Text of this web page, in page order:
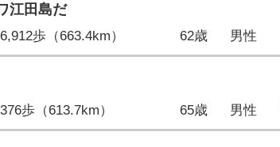
江田島だ
歩（663.4km） 62歳 男性
歩（613.7km） 65歳 男性